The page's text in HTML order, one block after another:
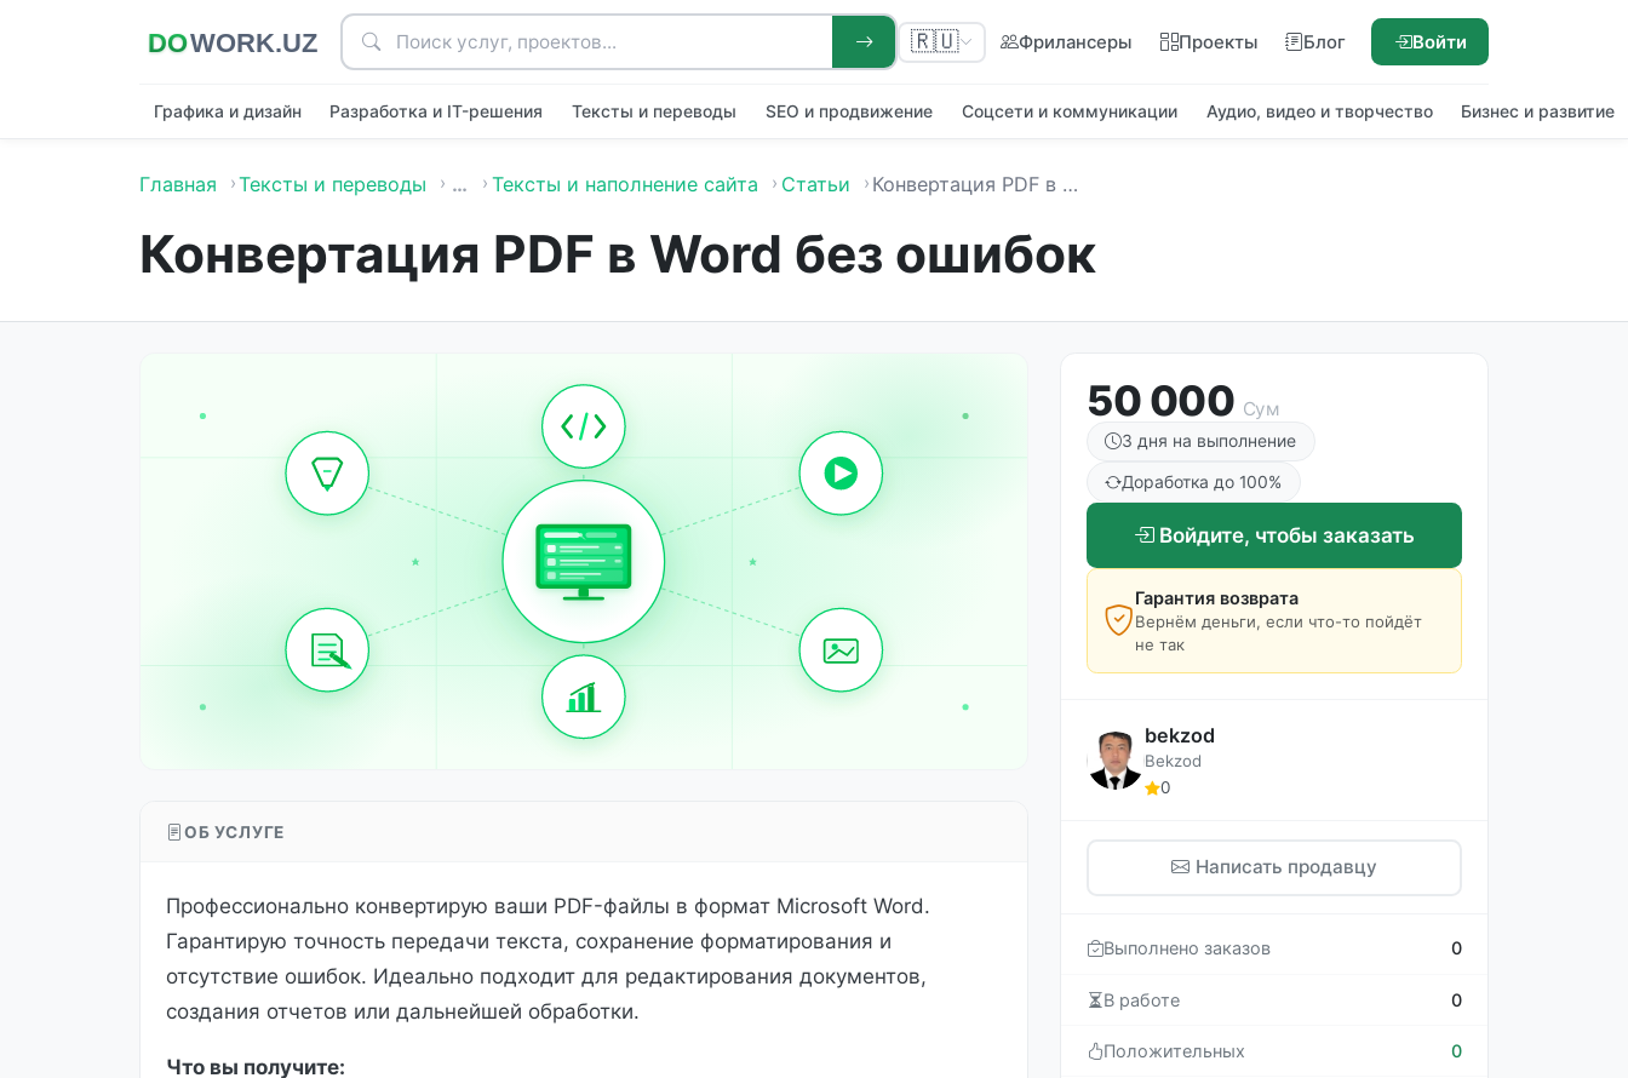
🇷🇺 Фрилансеры Проекты Блог Войти
Графика и дизайн Разработка и IT-решения Тексты и переводы SEO и продвижение Соцсети и коммуникации Аудио, видео и творчество Бизнес и развитие
Главная Тексты и переводы … Тексты и наполнение сайта Статьи Конвертация PDF в Word без ошибок
Конвертация PDF в Word без ошибок
ОБ УСЛУГЕ
Профессионально конвертирую ваши PDF-файлы в формат Microsoft Word.
Гарантирую точность передачи текста, сохранение форматирования и
отсутствие ошибок. Идеально подходит для редактирования документов,
создания отчетов или дальнейшей обработки.
Что вы получите:
50 000 Сум
3 дня на выполнение
Доработка до 100%
Войдите, чтобы заказать
Гарантия возврата
Вернём деньги, если что-то пойдёт
не так
bekzod
Bekzod
0
Написать продавцу
Выполнено заказов 0
В работе 0
Положительных 0